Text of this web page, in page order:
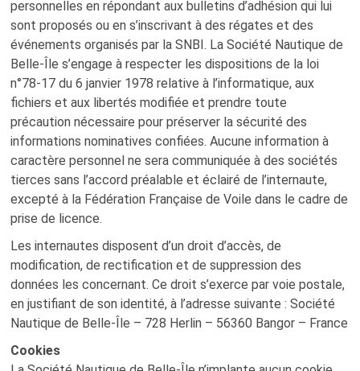
personnelles en répondant aux bulletins d’adhésion qui lui
sont proposés ou en s’inscrivant à des régates et des
événements organisés par la SNBI. La Société Nautique de
Belle-Île s’engage à respecter les dispositions de la loi
n°78-17 du 6 janvier 1978 relative à l’informatique, aux
fichiers et aux libertés modifiée et prendre toute
précaution nécessaire pour préserver la sécurité des
informations nominatives confiées. Aucune information à
caractère personnel ne sera communiquée à des sociétés
tierces sans l’accord préalable et éclairé de l’internaute,
excepté à la Fédération Française de Voile dans le cadre de
prise de licence.
Les internautes disposent d’un droit d’accès, de
modification, de rectification et de suppression des
données les concernant. Ce droit s’exerce par voie postale,
en justifiant de son identité, à l’adresse suivante : Société
Nautique de Belle-Île – 728 Herlin – 56360 Bangor – France
Cookies